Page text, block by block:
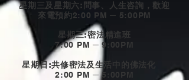
星期三及星期六:問事、人生咨詢，歡迎
來電預約2:00 PM ─ 5:00PM
星期三:密法精進班
7:00 PM ─ 9:00PM
星期日:共修密法及生活中的佛法化
2:00 PM ─ 5:00PM